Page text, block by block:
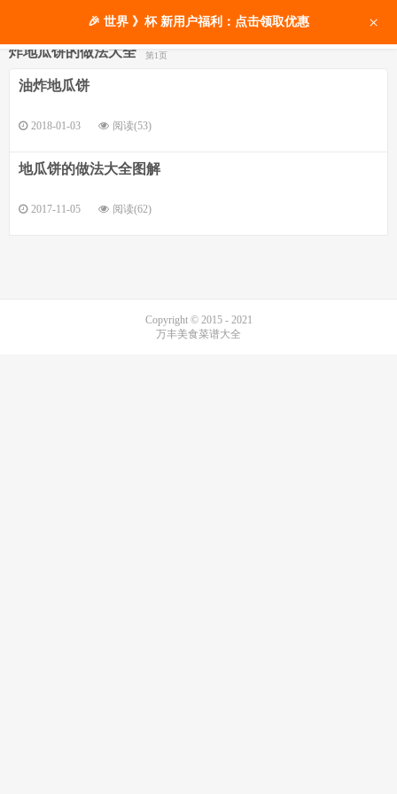
炸地瓜饼的做法大全 第1页
油炸地瓜饼
2018-01-03 阅读(53)
地瓜饼的做法大全图解
2017-11-05 阅读(62)
Copyright © 2015 - 2021
万丰美食菜谱大全
🎉 世界 》杯 新用户福利：点击领取优惠 ×